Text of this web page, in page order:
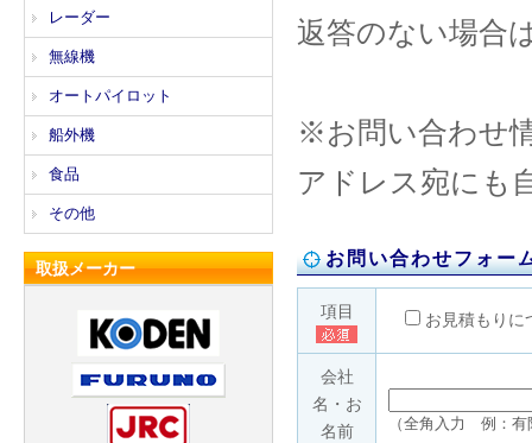
返答のない場合
※お問い合わせ
アドレス宛にも
お問い合わせフォー
項目 お見積もりに
会社
名・お
名前
（全角入力 例：有
レーダー
無線機
オートパイロット
船外機
食品
その他
取扱メーカー